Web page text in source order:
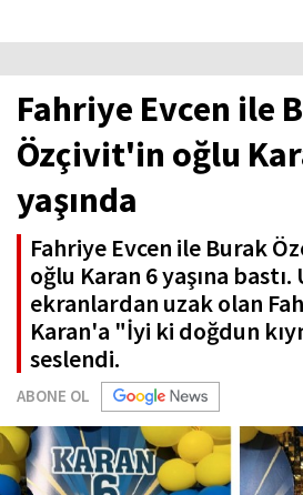
Fahriye Evcen ile
Özçivit'in oğlu
yaşında
Fahriye Evcen ile Burak
oğlu Karan 6 yaşına
ekranlardan uzak olan
Karan'a "İyi ki doğdun
seslendi.
ABONE OL